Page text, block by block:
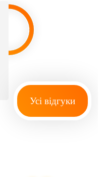
Усі відгуки